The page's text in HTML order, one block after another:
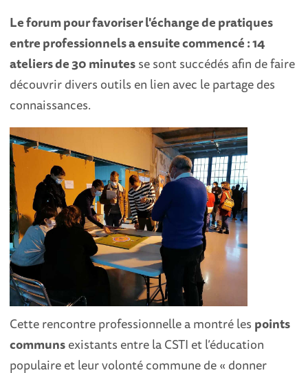
Le forum pour favoriser l'échange de pratiques
entre professionnels a ensuite commencé : 14
ateliers de 30 minutesse sont succédés afin de faire
découvrir divers outils en lien avec le partage des
connaissances.
Cette rencontre professionnelle a montré les points
communsexistants entre la CSTI et l’éducation
populaire et leur volonté commune de « donner